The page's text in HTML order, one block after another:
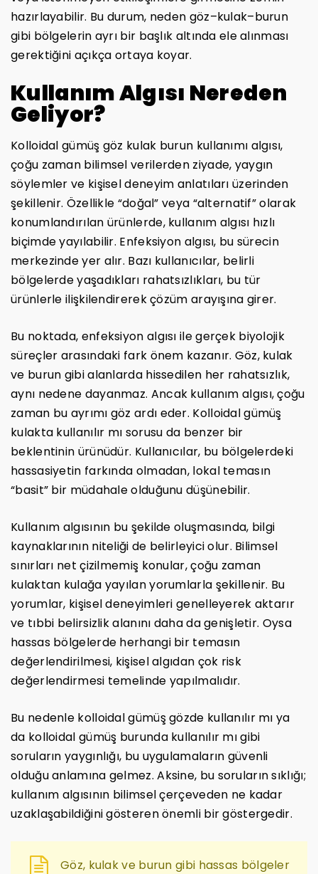
hazırlayabilir. Bu durum, neden göz–kulak–burun
gibi bölgelerin ayrı bir başlık altında ele alınması
gerektiğini açıkça ortaya koyar.
Kullanım Algısı Nereden
Geliyor?
Kolloidal gümüş göz kulak burun kullanımı algısı,
çoğu zaman bilimsel verilerden ziyade, yaygın
söylemler ve kişisel deneyim anlatıları üzerinden
şekillenir. Özellikle “doğal” veya “alternatif” olarak
konumlandırılan ürünlerde, kullanım algısı hızlı
biçimde yayılabilir. Enfeksiyon algısı, bu sürecin
merkezinde yer alır. Bazı kullanıcılar, belirli
bölgelerde yaşadıkları rahatsızlıkları, bu tür
ürünlerle ilişkilendirerek çözüm arayışına girer.
Bu noktada, enfeksiyon algısı ile gerçek biyolojik
süreçler arasındaki fark önem kazanır. Göz, kulak
ve burun gibi alanlarda hissedilen her rahatsızlık,
aynı nedene dayanmaz. Ancak kullanım algısı, çoğu
zaman bu ayrımı göz ardı eder. Kolloidal gümüş
kulakta kullanılır mı sorusu da benzer bir
beklentinin ürünüdür. Kullanıcılar, bu bölgelerdeki
hassasiyetin farkında olmadan, lokal temasın
“basit” bir müdahale olduğunu düşünebilir.
Kullanım algısının bu şekilde oluşmasında, bilgi
kaynaklarının niteliği de belirleyici olur. Bilimsel
sınırları net çizilmemiş konular, çoğu zaman
kulaktan kulağa yayılan yorumlarla şekillenir. Bu
yorumlar, kişisel deneyimleri genelleyerek aktarır
ve tıbbi belirsizlik alanını daha da genişletir. Oysa
hassas bölgelerde herhangi bir temasın
değerlendirilmesi, kişisel algıdan çok risk
değerlendirmesi temelinde yapılmalıdır.
Bu nedenle kolloidal gümüş gözde kullanılır mı ya
da kolloidal gümüş burunda kullanılır mı gibi
soruların yaygınlığı, bu uygulamaların güvenli
olduğu anlamına gelmez. Aksine, bu soruların sıklığı;
kullanım algısının bilimsel çerçeveden ne kadar
uzaklaşabildiğini gösteren önemli bir göstergedir.
Göz, kulak ve burun gibi hassas bölgeler